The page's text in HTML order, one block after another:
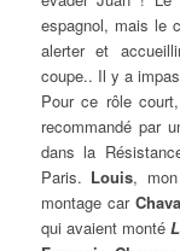
espagnol, mais le
alerter et
coupe.. Il y a
Pour ce rôle
recommandé par
dans la
Paris. Louis,
montage car
qui avaient monté